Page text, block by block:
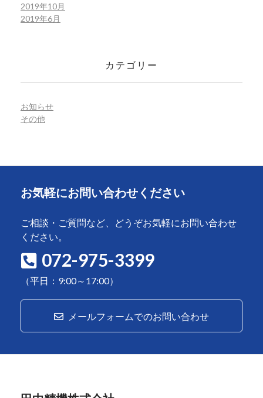
2019年10月
2019年6月
カテゴリー
お知らせ
その他
お気軽にお問い合わせください
ご相談・ご質問など、どうぞお気軽にお問い合わせ
ください。
072-975-3399
（平日：9:00～17:00）
メールフォームでのお問い合わせ